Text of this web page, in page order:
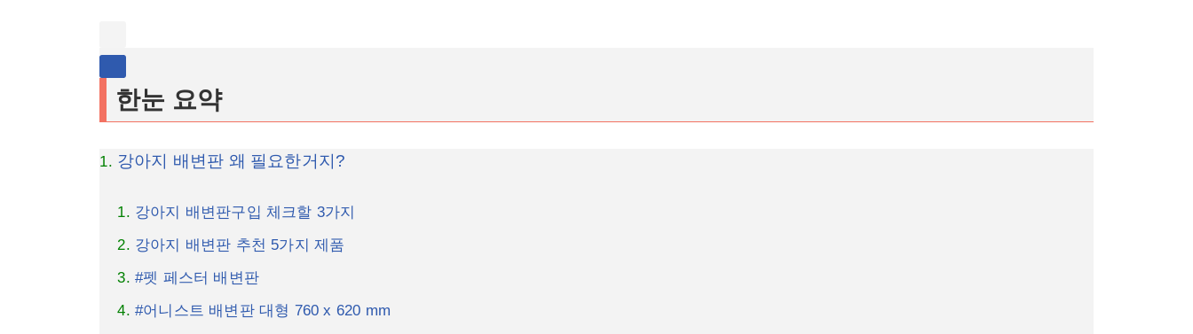
한눈 요약
강아지 배변판 왜 필요한거지?
강아지 배변판구입 체크할 3가지
강아지 배변판 추천 5가지 제품
#펫 페스터 배변판
#어니스트 배변판 대형 760 x 620 mm